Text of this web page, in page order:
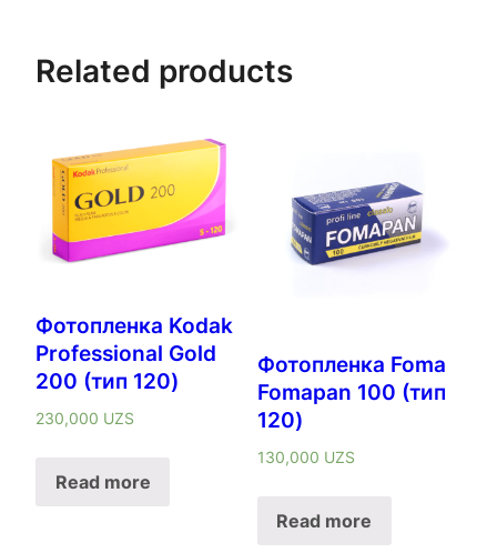
Related products
Фотопленка Kodak
Professional Gold
200 (тип 120)
230,000 UZS
Read more
Фотопленка Foma
Fomapan 100 (тип
120)
130,000 UZS
Read more